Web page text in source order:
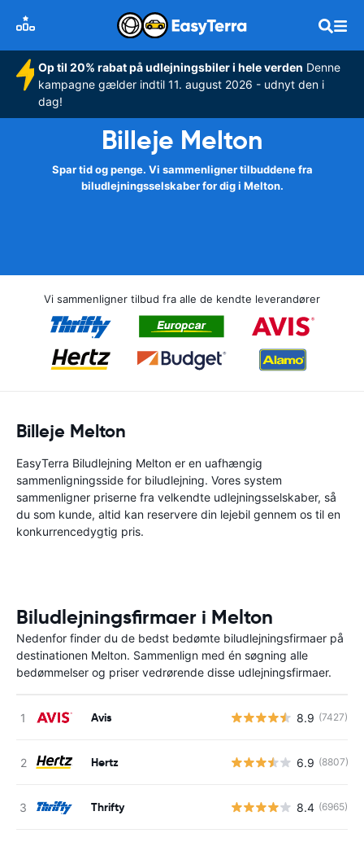
Op til 20% rabat på udlejningsbiler i hele verden Denne
kampagne gælder indtil 11. august 2026 - udnyt den i
dag!
Billeje Melton
Spar tid og penge. Vi sammenligner tilbuddene fra
biludlejningsselskaber for dig i Melton.
Vi sammenligner tilbud fra alle de kendte leverandører
Billeje Melton
EasyTerra Biludlejning Melton er en uafhængig
sammenligningsside for biludlejning. Vores system
sammenligner priserne fra velkendte udlejningsselskaber, så
du som kunde, altid kan reservere din lejebil gennem os til en
konkurrencedygtig pris.
Biludlejningsfirmaer i Melton
Nedenfor finder du de bedst bedømte biludlejningsfirmaer på
destinationen Melton. Sammenlign med én søgning alle
bedømmelser og priser vedrørende disse udlejningsfirmaer.
Avis 8.9 (7427)
Hertz 6.9 (8807)
Thrifty 8.4 (6965)